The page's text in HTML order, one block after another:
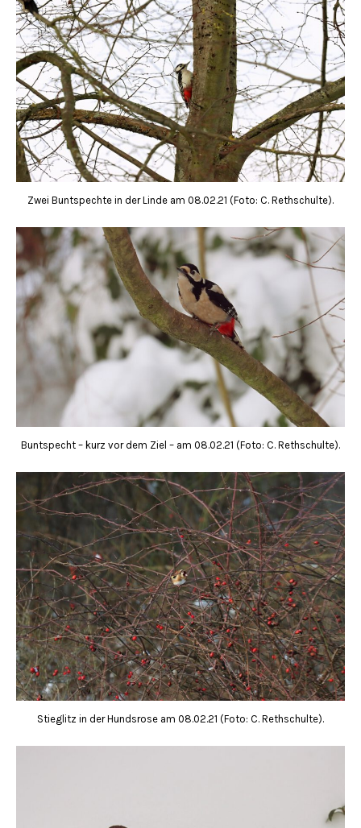
Zwei Buntspechte in der Linde am 08.02.21 (Foto: C. Rethschulte).
Buntspecht – kurz vor dem Ziel – am 08.02.21 (Foto: C. Rethschulte).
Stieglitz in der Hundsrose am 08.02.21 (Foto: C. Rethschulte).